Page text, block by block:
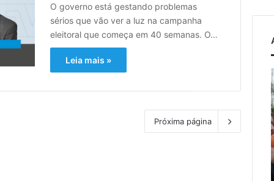
O governo está gestando problemas
sérios que vão ver a luz na campanha
eleitoral que começa em 40 semanas. O…
Leia mais »
Próxima página
Vendaval